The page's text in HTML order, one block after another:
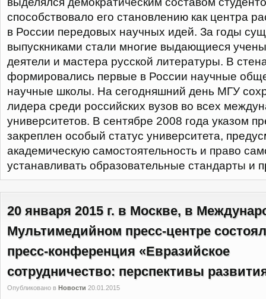
способствовало его становлению как центра
в России передовых научных идей. За годы
выпускниками стали многие выдающиеся
деятели и мастера русской литературы. В
формировались первые в России научные
научные школы. На сегодняшний день МГУ
лидера среди российских вузов во всех
университетов. В сентябре 2008 года указом
закреплен особый статус университета,
академическую самостоятельность и право
устанавливать образовательные стандарты и
20 января 2015 г. в Москве, в
Мультимедийном пресс-центре
пресс-конференция «Евразийское
сотрудничество: перспективы
Опубликовано в Новости 20.01.2015